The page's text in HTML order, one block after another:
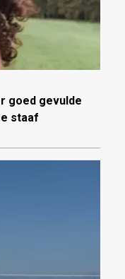
goed gevulde
staaf